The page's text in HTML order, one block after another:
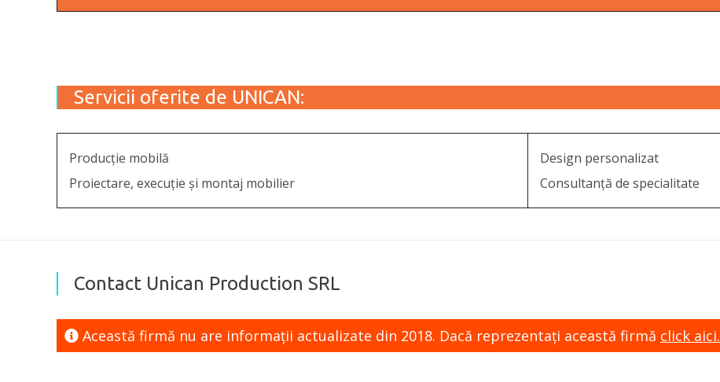
Servicii oferite de UNICAN:
Producție mobilă
Proiectare, execuție și montaj mobilier
Design personalizat
Consultanță de specialitate
Contact Unican Production SRL
Această firmă nu are informaţii actualizate din 2018. Dacă reprezentaţi această firmă click aici.